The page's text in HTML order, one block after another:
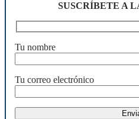
SUSCRÍBETE A
Tu nombre
Tu correo electrónico